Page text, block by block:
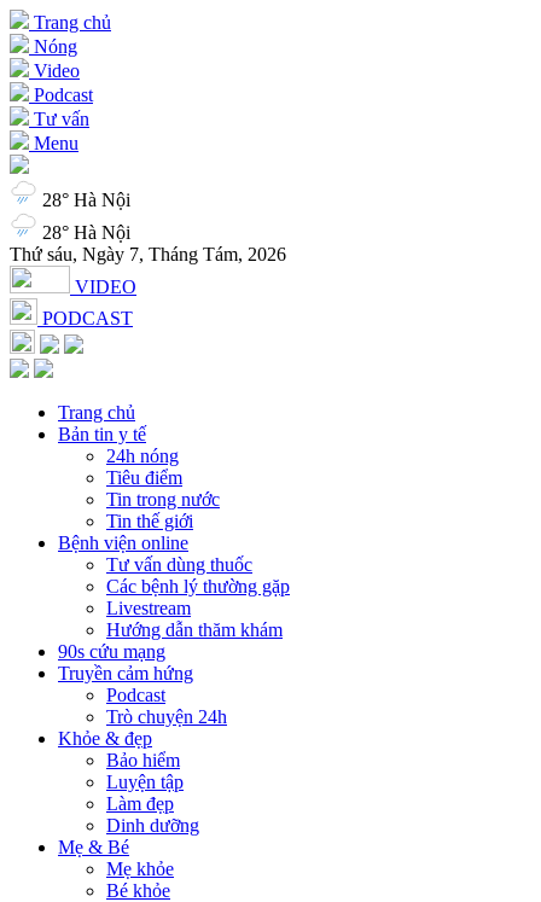
Trang chủ
Nóng
Video
Podcast
Tư vấn
Menu
28° Hà Nội
28° Hà Nội
Thứ sáu, Ngày 7, Tháng Tám, 2026
VIDEO
PODCAST
Trang chủ
Bản tin y tế
24h nóng
Tiêu điểm
Tin trong nước
Tin thế giới
Bệnh viện online
Tư vấn dùng thuốc
Các bệnh lý thường gặp
Livestream
Hướng dẫn thăm khám
90s cứu mạng
Truyền cảm hứng
Podcast
Trò chuyện 24h
Khỏe & đẹp
Bảo hiểm
Luyện tập
Làm đẹp
Dinh dưỡng
Mẹ & Bé
Mẹ khỏe
Bé khỏe